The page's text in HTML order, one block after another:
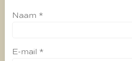
Naam *
E-mail *